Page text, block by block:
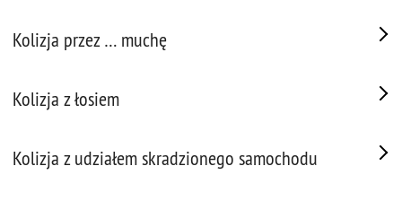
Kolizja przez … muchę
Kolizja z łosiem
Kolizja z udziałem skradzionego samochodu